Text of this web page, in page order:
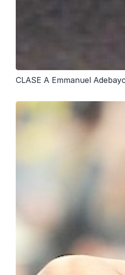
CLASE A Emmanuel